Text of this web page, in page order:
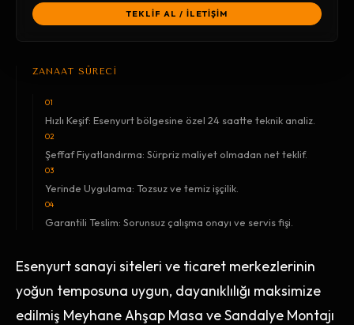
TEKLİF AL / İLETİŞİM
ZANAAT SÜRECİ
01
Hızlı Keşif: Esenyurt bölgesine özel 24 saatte teknik analiz.
02
Şeffaf Fiyatlandırma: Sürpriz maliyet olmadan net teklif.
03
Yerinde Uygulama: Tozsuz ve temiz işçilik.
04
Garantili Teslim: Sorunsuz çalışma onayı ve servis fişi.
Esenyurt sanayi siteleri ve ticaret merkezlerinin
yoğun temposuna uygun, dayanıklılığı maksimize
edilmiş Meyhane Ahşap Masa ve Sandalye Montajı